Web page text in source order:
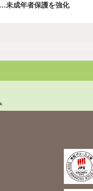
未成年者保護を強化